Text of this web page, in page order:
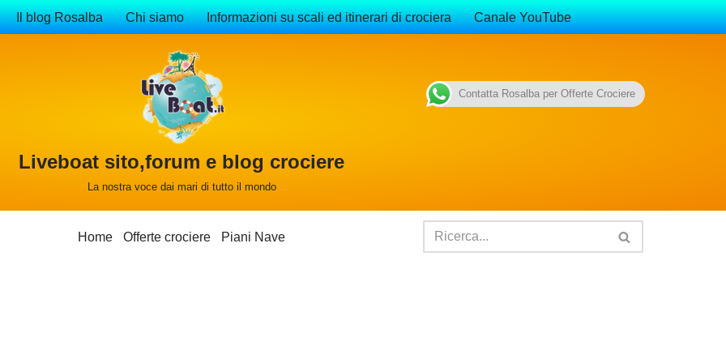
Il blog Rosalba Chi siamo Informazioni su scali ed itinerari di crociera Canale YouTube
Liveboat sito,forum e blog crociere
La nostra voce dai mari di tutto il mondo
Home Offerte crociere Piani Nave
Contatta Rosalba per Offerte Crociere